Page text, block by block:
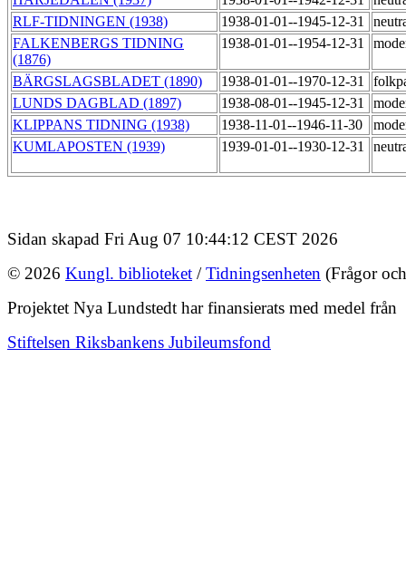
RLF-TIDNINGEN (1938)
1938-01-01--1945-12-31
FALKENBERGS TIDNING
(1876)
1938-01-01--1954-12-31
BÄRGSLAGSBLADET (1890) 1938-01-01--1970-12-31
LUNDS DAGBLAD (1897)
1938-08-01--1945-12-31
KLIPPANS TIDNING (1938)
1938-11-01--1946-11-30
KUMLAPOSTEN (1939)
1939-01-01--1930-12-31
Sidan skapad Fri Aug 07 10:44:12 CEST 2026
© 2026 Kungl. biblioteket /Tidningsenheten (Frågor
Projektet Nya Lundstedt har finansierats med medel från
Stiftelsen Riksbankens Jubileumsfond